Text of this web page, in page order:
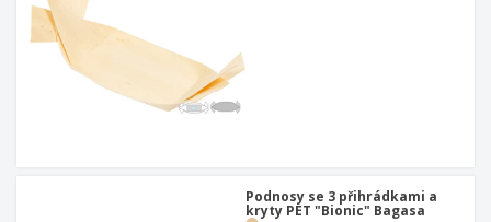
Podnosy se 3 přihrádkami a
kryty PET "Bionic" Bagasa